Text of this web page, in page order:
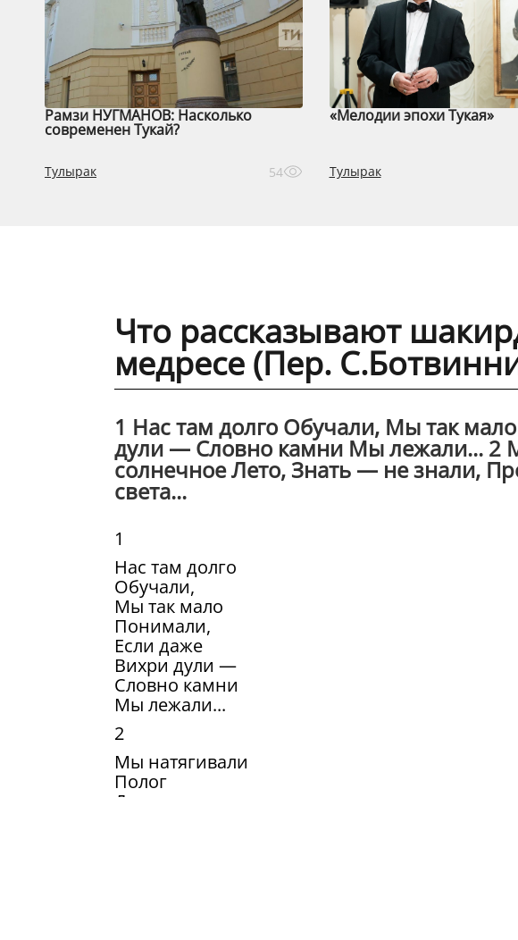
Рамзи НУГМАНОВ: Насколько
современен Тукай?
Тулырак 54
«Мелодии эпохи Тукая»
Тулырак
Что рассказывают
медресе (Пер.
1 Нас там долго Обучали, Мы так
дули — Словно камни Мы лежали... 2
солнечное Лето, Знать — не знали,
света...
1
Нас там долго
Обучали,
Мы так мало
Понимали,
Если даже
Вихри дули —
Словно камни
Мы лежали...
2
Мы натягивали
Полог
Даже в солнечное